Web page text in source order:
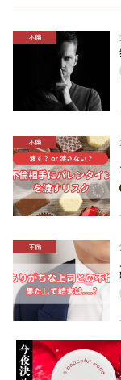
不倫
不倫
不倫